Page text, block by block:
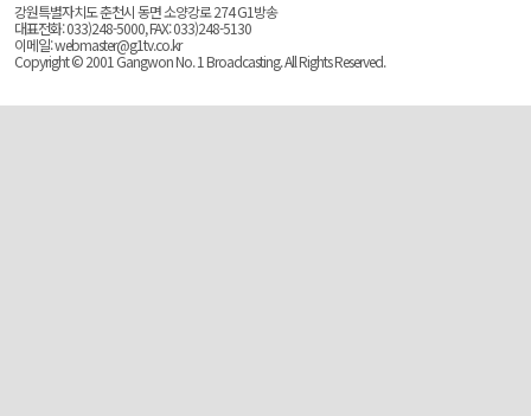
강원특별자치도 춘천시 동면 소양강로 274 G1방송
대표전화: 033)248-5000, FAX: 033)248-5130
이메일: webmaster@g1tv.co.kr
Copyright © 2001 Gangwon No. 1 Broadcasting. All Rights Reserved.